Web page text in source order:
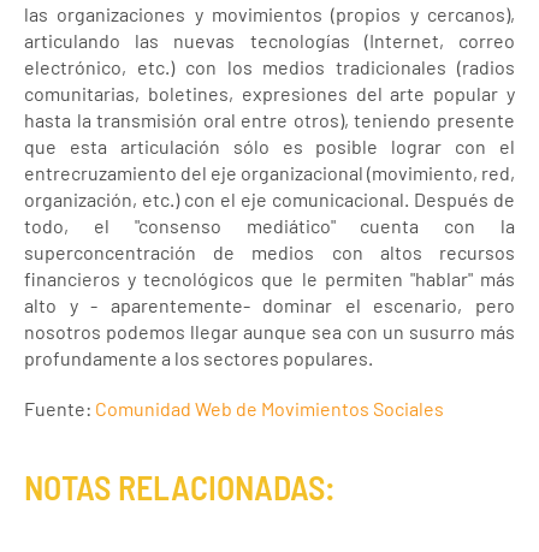
las organizaciones y movimientos (propios y cercanos),
articulando las nuevas tecnologías (Internet, correo
electrónico, etc.) con los medios tradicionales (radios
comunitarias, boletines, expresiones del arte popular y
hasta la transmisión oral entre otros), teniendo presente
que esta articulación sólo es posible lograr con el
entrecruzamiento del eje organizacional (movimiento, red,
organización, etc.) con el eje comunicacional. Después de
todo, el "consenso mediático" cuenta con la
superconcentración de medios con altos recursos
financieros y tecnológicos que le permiten "hablar" más
alto y - aparentemente- dominar el escenario, pero
nosotros podemos llegar aunque sea con un susurro más
profundamente a los sectores populares.
Fuente: Comunidad Web de Movimientos Sociales
NOTAS RELACIONADAS: